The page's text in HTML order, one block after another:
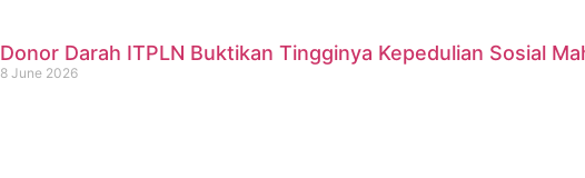
Donor Darah ITPLN Buktikan Tingginya Kepedulian Sosial
8 June 2026